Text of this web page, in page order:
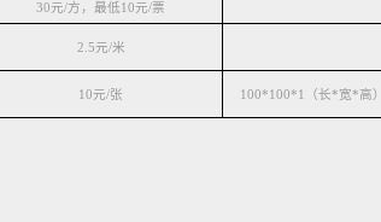
30元/方，最低10元/票
2.5元/米
10元/张 100*100*1（长*宽*高）